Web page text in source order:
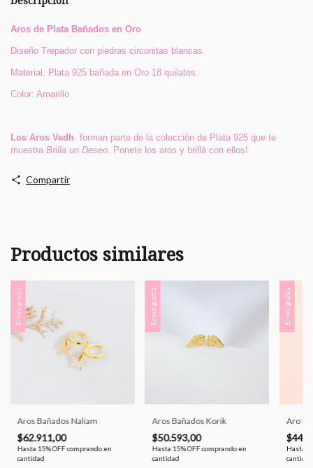
Aros de Plata Bañados en Oro
Diseño Trepador con piedras circonitas blancas.
Material: Plata 925 bañada en Oro 18 quilates.
Color: Amarillo
Los Aros Vedh forman parte de la colección de Plata 925 que te
muestra Brilla un Deseo . Ponete los aros y brillá con ellos!
Compartir
Productos similares
Envío gratis
Aros Bañados Naliam
$62.911,00
Hasta 15% OFFcomprando en
cantidad
Envío gratis
Aros Bañados Korik
$50.593,00
Hasta 15% OFFcomprando en
cantidad
Envío gratis
Aro
Hasta
cantidad